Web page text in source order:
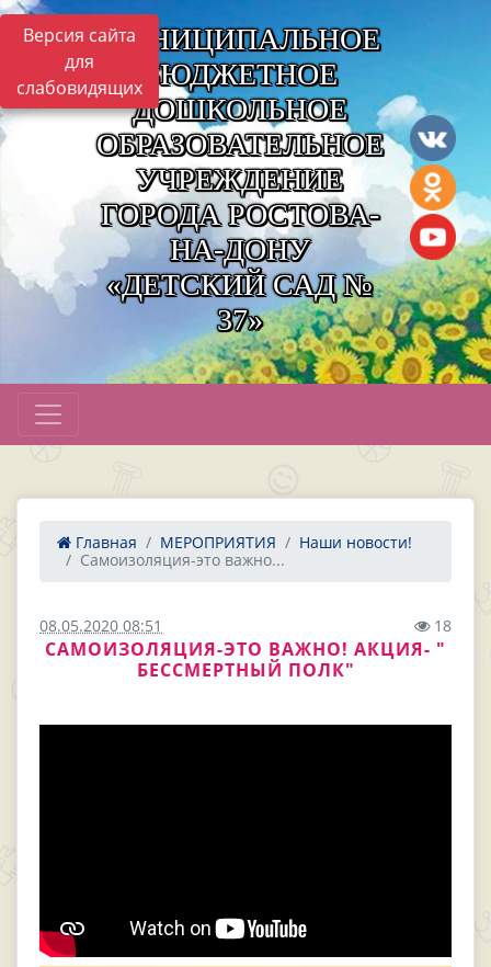
Версия сайта
для
слабовидящих
МУНИЦИПАЛЬНОЕ
БЮДЖЕТНОЕ
ДОШКОЛЬНОЕ
ОБРАЗОВАТЕЛЬНОЕ
УЧРЕЖДЕНИЕ
ГОРОДА РОСТОВА-
НА-ДОНУ
«ДЕТСКИЙ САД №
37»
Главная МЕРОПРИЯТИЯ
Наши новости!
Самоизоляция-это важно...
08.05.2020 08:51 18
САМОИЗОЛЯЦИЯ-ЭТО ВАЖНО! АКЦИЯ- "
БЕССМЕРТНЫЙ ПОЛК"